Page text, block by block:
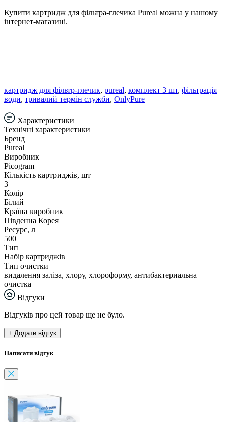
Купити картридж для фільтра-глечика Pureal можна у нашому
інтернет-магазині.
картридж для фільтр-глечик, pureal, комплект 3 шт, фільтрація
води, тривалий термін служби, OnlyPure
Характеристики
Технічні характеристики
Бренд
Pureal
Виробник
Picogram
Кількість картриджів, шт
3
Колір
Білий
Країна виробник
Південна Корея
Ресурс, л
500
Тип
Набір картриджів
Тип очистки
видалення заліза, хлору, хлороформу, антибактериальна
очистка
Відгуки
Відгуків про цей товар ще не було.
+ Додати відгук
Написати відгук